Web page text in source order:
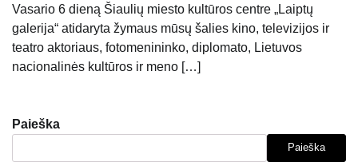
Vasario 6 dieną Šiaulių miesto kultūros centre „Laiptų
galerija“ atidaryta žymaus mūsų šalies kino, televizijos ir
teatro aktoriaus, fotomenininko, diplomato, Lietuvos
nacionalinės kultūros ir meno […]
Paieška
Paieška